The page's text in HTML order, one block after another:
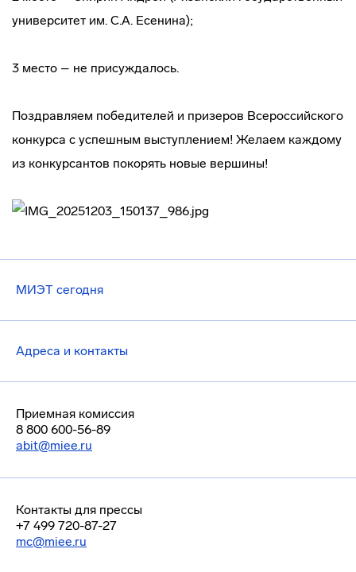
университет им. С.А. Есенина);
3 место – не присуждалось.
Поздравляем победителей и призеров Всероссийского
конкурса с успешным выступлением! Желаем каждому
из конкурсантов покорять новые вершины!
МИЭТ сегодня
Адреса и контакты
Приемная комиссия
8 800 600-56-89
abit@miee.ru
Контакты для прессы
+7 499 720-87-27
mc@miee.ru